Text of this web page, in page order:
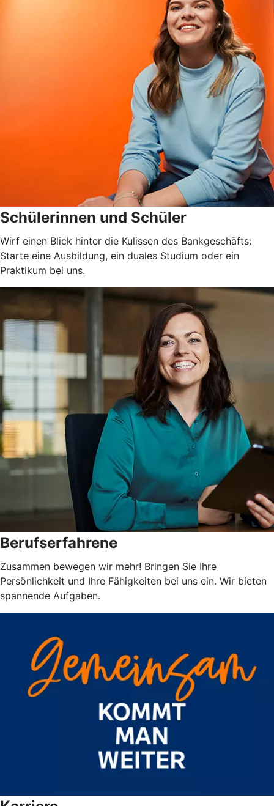
Schülerinnen und Schüler
Wirf einen Blick hinter die Kulissen des Bankgeschäfts:
Starte eine Ausbildung, ein duales Studium oder ein
Praktikum bei uns.
Berufserfahrene
Zusammen bewegen wir mehr! Bringen Sie Ihre
Persönlichkeit und Ihre Fähigkeiten bei uns ein. Wir bieten
spannende Aufgaben.